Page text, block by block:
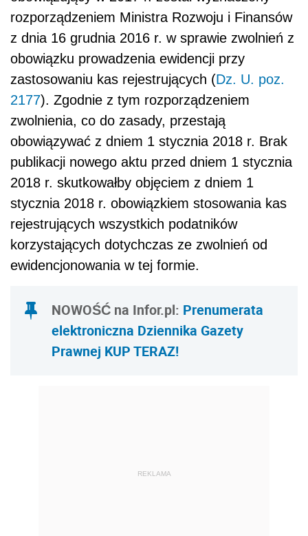
rozporządzeniem Ministra Rozwoju i Finansów
z dnia 16 grudnia 2016 r. w sprawie zwolnień z
obowiązku prowadzenia ewidencji przy
zastosowaniu kas rejestrujących (Dz. U. poz.
2177). Zgodnie z tym rozporządzeniem
zwolnienia, co do zasady, przestają
obowiązywać z dniem 1 stycznia 2018 r. Brak
publikacji nowego aktu przed dniem 1 stycznia
2018 r. skutkowałby objęciem z dniem 1
stycznia 2018 r. obowiązkiem stosowania kas
rejestrujących wszystkich podatników
korzystających dotychczas ze zwolnień od
ewidencjonowania w tej formie.
NOWOŚĆ na Infor.pl: Prenumerata
elektroniczna Dziennika Gazety
Prawnej KUP TERAZ!
REKLAMA